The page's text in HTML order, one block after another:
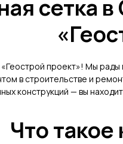
сетка
проект»! Мы рады
в строительстве и
конструкций — вы
Что такое